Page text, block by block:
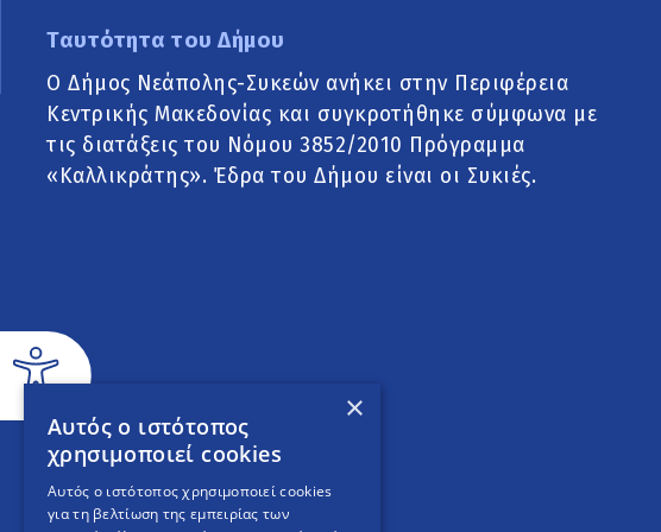
Ταυτότητα του Δήμου
Ο Δήμος Νεάπολης-Συκεών ανήκει στην Περιφέρεια
Κεντρικής Μακεδονίας και συγκροτήθηκε σύμφωνα με
τις διατάξεις του Νόμου 3852/2010 Πρόγραμμα
«Καλλικράτης». Έδρα του Δήμου είναι οι Συκιές.
×
Αυτός ο ιστότοπος
χρησιμοποιεί cookies
Αυτός ο ιστότοπος χρησιμοποιεί cookies
για τη βελτίωση της εμπειρίας των